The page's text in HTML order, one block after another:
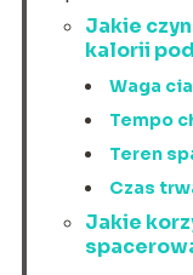
Jakie
kalorii
Waga
Tempo
Teren
Czas
Jakie